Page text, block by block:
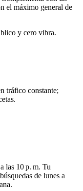
el máximo general de
y cero vibra.
tráfico constante;
las 10 p. m. Tu
de lunes a